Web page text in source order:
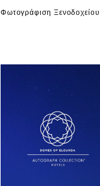
Φωτογράφιση